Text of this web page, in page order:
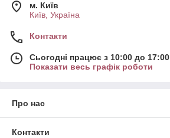
м. Київ
Київ, Україна
Контакти
Сьогодні працює з 10:00 до 17:00
Показати весь графік роботи
Про нас
Контакти